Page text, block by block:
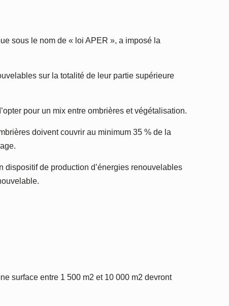
sous le nom de « loi APER », a imposé la
sur la totalité de leur partie supérieure
pour un mix entre ombrières et végétalisation.
doivent couvrir au minimum 35 % de la
dispositif de production d’énergies renouvelables
surface entre 1 500 m2 et 10 000 m2 devront